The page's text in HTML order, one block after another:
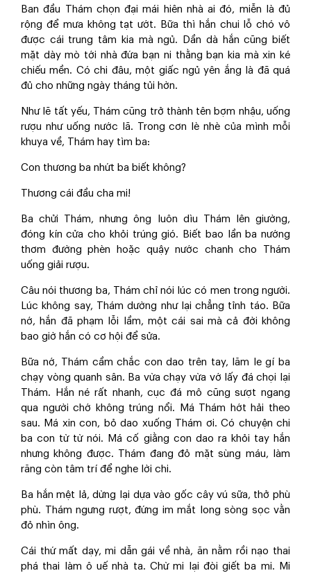
Ban đầu Thám chọn đại mái hiên nhà ai đó, miễn là đủ
rộng để mưa không tạt ướt. Bữa thì hắn chui lỗ chó vô
được cái trung tâm kia mà ngủ. Dần dà hắn cũng biết
mặt dày mò tới nhà đứa bạn ni thằng bạn kia mà xin ké
chiếu mền. Có chi đâu, một giấc ngủ yên ắng là đã quá
đủ cho những ngày tháng tủi hờn.
Như lẽ tất yếu, Thám cũng trở thành tên bợm nhậu, uống
rượu như uống nước lã. Trong cơn lè nhè của mình mỗi
khuya về, Thám hay tìm ba:
Con thương ba nhứt ba biết không?
Thương cái đầu cha mi!
Ba chửi Thám, nhưng ông luôn dìu Thám lên giường,
đóng kín cửa cho khỏi trúng gió. Biết bao lần ba nướng
thơm đường phèn hoặc quậy nước chanh cho Thám
uống giải rượu.
Câu nói thương ba, Thám chỉ nói lúc có men trong người.
Lúc không say, Thám dường như lại chẳng tỉnh táo. Bữa
nớ, hắn đã phạm lỗi lầm, một cái sai mà cả đời không
bao giờ hắn có cơ hội để sửa.
Bữa nớ, Thám cầm chắc con dao trên tay, lăm le gí ba
chạy vòng quanh sân. Ba vừa chạy vừa vớ lấy đá chọi lại
Thám. Hắn né rất nhanh, cục đá mô cũng sượt ngang
qua người chớ không trúng nổi. Má Thám hớt hải theo
sau. Má xin con, bỏ dao xuống Thám ơi. Có chuyện chi
ba con từ từ nói. Má cố giằng con dao ra khỏi tay hắn
nhưng không được. Thám đang đỏ mặt sùng máu, làm
răng còn tâm trí để nghe lời chi.
Ba hắn mệt lả, dừng lại dựa vào gốc cây vú sữa, thở phù
phù. Thám ngưng rượt, đứng im mắt long sòng sọc vằn
đỏ nhìn ông.
Cái thứ mất dạy, mi dẫn gái về nhà, ăn nằm rồi nạo thai
phá thai làm ô uế nhà ta. Chừ mi lại đòi giết ba mi. Mi